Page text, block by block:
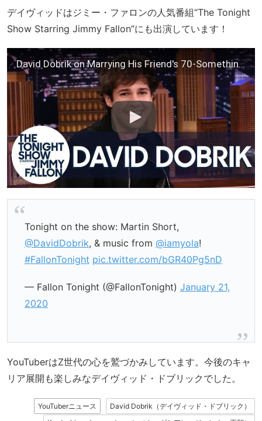
デイヴィッドはジミー・ファロンの人気番組“The Tonight
Show Starring Jimmy Fallon”にも出演しています！
David Dobrik on Marrying His Friend's 70-Something Mom
Tonight on the show: Martin Short,
@DavidDobrik, & music from @iamyola!
#FallonTonight pic.twitter.com/bGR40Pg5nD
— Fallon Tonight (@FallonTonight) January 21,
2020
YouTuberはZ世代の心を鷲づかみしています。今後のキャ
リア展開も楽しみなデイヴィッド・ドブリックでした。
YouTuberニュース
David Dobrik（デイヴィッド・ドブリック）